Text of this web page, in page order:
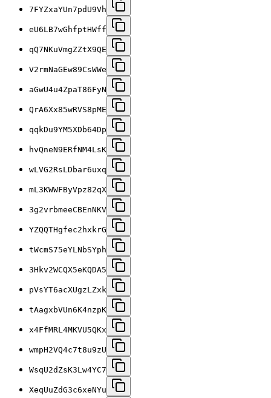
7FYZxaYUn7pdU9Vh
eU6LB7wGhfptHWff
qQ7NKuVmgZZtX9QE
V2rmNaGEw89CsWWe
aGwU4u4ZpaT86FyN
QrA6Xx85wRVS8pME
qqkDu9YM5XDb64Dp
hvQneN9ERfNM4LsK
wLVG2RsLDbar6uxq
mL3KWWFByVpz82qX
3g2vrbmeeCBEnNKV
YZQQTHgfec2hxkrG
tWcmS75eYLNbSYph
3Hkv2WCQX5eKQDA5
pVsYT6acXUgzLZxk
tAagxbVUn6K4nzpK
x4FfMRL4MKVU5QKx
wmpH2VQ4c7t8u9zU
WsqU2dZsK3Lw4YC7
XeqUuZdG3c6xeNYu